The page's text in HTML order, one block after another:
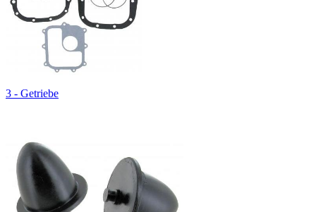
3 - Getriebe